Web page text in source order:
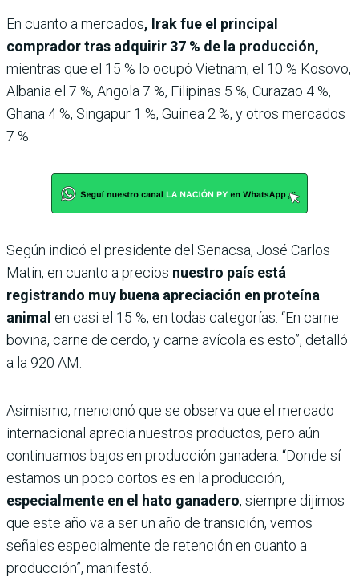
En cuanto a mercados, Irak fue el principal
comprador tras adquirir 37 % de la producción,
mientras que el 15 % lo ocupó Vietnam, el 10 % Kosovo,
Albania el 7 %, Angola 7 %, Filipinas 5 %, Curazao 4 %,
Ghana 4 %, Singapur 1 %, Guinea 2 %, y otros mercados
7 %.
Según indicó el presidente del Senacsa, José Carlos
Matin, en cuanto a precios nuestro país está
registrando muy buena apreciación en proteína
animal en casi el 15 %, en todas categorías. “En carne
bovina, carne de cerdo, y carne avícola es esto”, detalló
a la 920 AM.
Asimismo, mencionó que se observa que el mercado
internacional aprecia nuestros productos, pero aún
continuamos bajos en producción ganadera. “Donde sí
estamos un poco cortos es en la producción,
especialmente en el hato ganadero, siempre dijimos
que este año va a ser un año de transición, vemos
señales especialmente de retención en cuanto a
producción”, manifestó.